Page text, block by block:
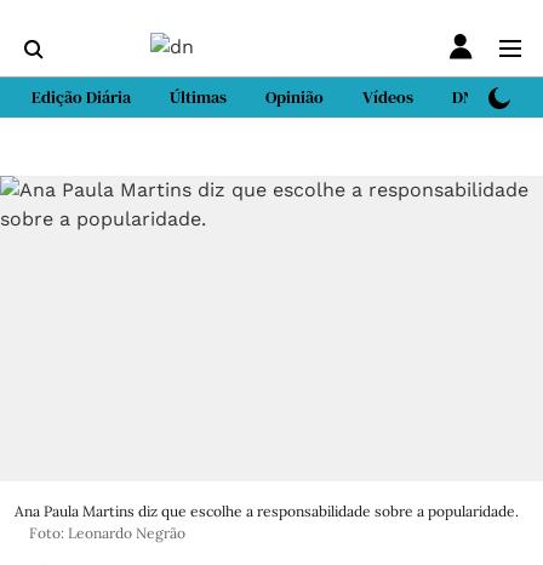
Edição Diária Últimas Opinião Vídeos DN Sport
Ana Paula Martins diz que escolhe a responsabilidade sobre a popularidade.
Foto: Leonardo Negrão